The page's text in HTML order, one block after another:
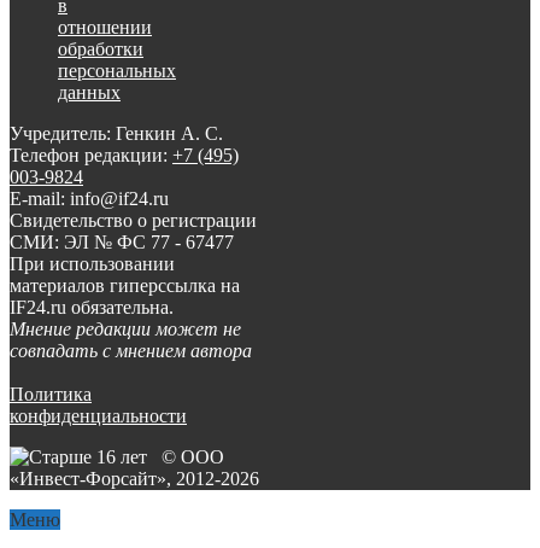
в
отношении
обработки
персональных
данных
Учредитель: Генкин А. С.
Телефон редакции: +7 (495)
003-9824
E-mail: info@if24.ru
Свидетельство о регистрации
СМИ: ЭЛ № ФС 77 - 67477
При использовании
материалов гиперссылка на
IF24.ru обязательна.
Мнение редакции может не
совпадать с мнением автора
Политика
конфиденциальности
© ООО
«Инвест-Форсайт», 2012-2026
Меню